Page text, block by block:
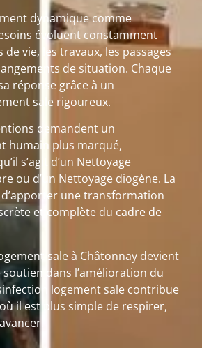
dynamique comme
évoluent constamment
vie, les travaux, les passages
de situation. Chaque
réponse grâce à un
sale rigoureux.
demandent un
humain plus marqué,
s’agit d’un Nettoyage
ou d’un Nettoyage diogène. La
une transformation
et complète du cadre de
sale à Châtonnay devient
dans l’amélioration du
logement sale contribue
il est plus simple de respirer,